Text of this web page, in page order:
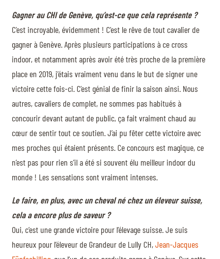
Gagner au CHI de Genève, qu’est-ce que cela représente ?
C’est incroyable, évidemment ! C’est le rêve de tout cavalier de
gagner à Genève. Après plusieurs participations à ce cross
indoor, et notamment après avoir été très proche de la première
place en 2019, j’étais vraiment venu dans le but de signer une
victoire cette fois-ci. C’est génial de finir la saison ainsi. Nous
autres, cavaliers de complet, ne sommes pas habitués à
concourir devant autant de public, ça fait vraiment chaud au
cœur de sentir tout ce soutien. J’ai pu fêter cette victoire avec
mes proches qui étaient présents. Ce concours est magique, ce
n’est pas pour rien s’il a été si souvent élu meilleur indoor du
monde ! Les sensations sont vraiment intenses.
Le faire, en plus, avec un cheval né chez un éleveur suisse,
cela a encore plus de saveur ?
Oui, c’est une grande victoire pour l’élevage suisse. Je suis
heureux pour l’éleveur de Grandeur de Lully CH,Jean-Jacques